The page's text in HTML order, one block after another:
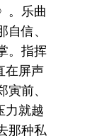
。乐曲
信、
。指挥
在屏声
前、
力就越
那种私